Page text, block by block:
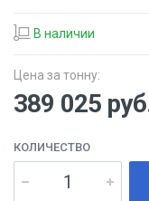
В наличии
Цена за тонну:
389 025
КОЛИЧЕСТВО